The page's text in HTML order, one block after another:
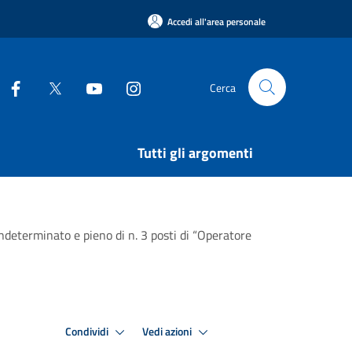
Accedi all'area personale
Cerca
Tutti gli argomenti
e pieno di n. 3 posti di “Operatore
Condividi Vedi azioni